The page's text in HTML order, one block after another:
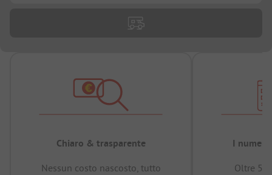
Chiaro & trasparente
Nessun costo nascosto, tutto
I numeri
Oltre